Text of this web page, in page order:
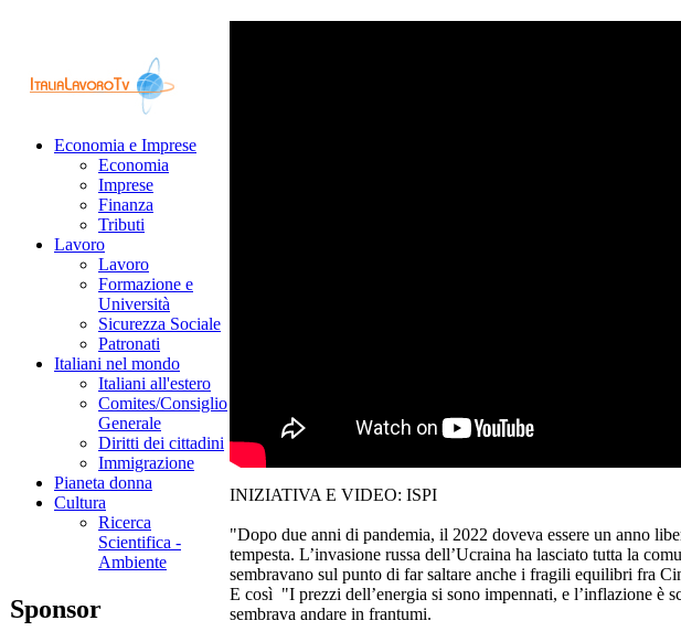
Economia e Imprese
Economia
Imprese
Finanza
Tributi
Lavoro
Lavoro
Formazione e
Università
Sicurezza Sociale
Patronati
Italiani nel mondo
Italiani all'estero
Comites/Consiglio
Generale
Diritti dei cittadini
Immigrazione
Pianeta donna
Cultura
Ricerca
Scientifica -
Ambiente
Sponsor
INIZIATIVA E VIDEO: ISPI
"Dopo due anni di pandemia, il 2022 doveva essere un anno
tempesta. L’invasione russa dell’Ucraina ha lasciato tutta la
sembravano sul punto di far saltare anche i fragili equilibri fra
E così "I prezzi dell’energia si sono impennati, e l’inflazione è
sembrava andare in frantumi.